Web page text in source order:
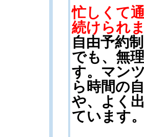
忙しくて
続けられ
自由予約
でも、無
す。マン
ら時間の
や、よく
ています